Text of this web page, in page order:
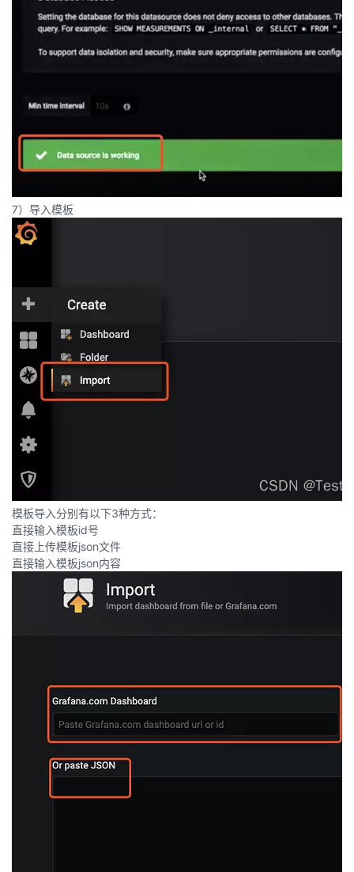
7）导入模板
模板导入分别有以下3种方式：
直接输入模板id号
直接上传模板json文件
直接输入模板json内容